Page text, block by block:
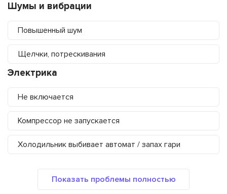
Шумы и вибрации
Повышенный шум
Щелчки, потрескивания
Электрика
Не включается
Компрессор не запускается
Холодильник выбивает автомат / запах гари